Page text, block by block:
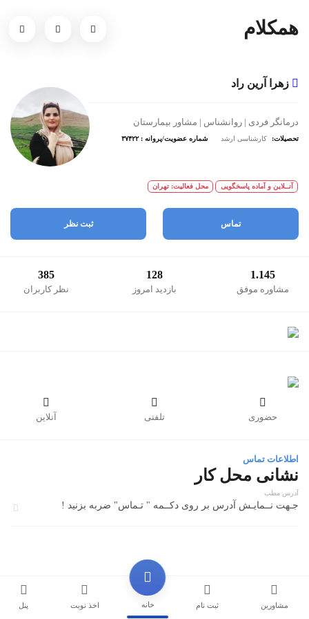
مشاورین ثبت نام خانه اخذ نوبت پنل
همکلام
زهرا آرین راد
درمانگر فردی | روانشناس | مشاور بیمارستان
تحصیلات: کارشناسی ارشد شماره عضویت/پروانه : ۳۷۴۲۲
آنــلاین و آماده پاسخگویی محل فعالیت: تهران
تماس ثبت نظر
1.145
مشاوره موفق
128
بازدید امروز
385
نظر کاربران

حضوری

تلفنی

آنلاین
اطلاعات تماس
نشانی محل کار
آدرس مطب
جـهت نــمایـش آدرس بر روی دکــمه " تـماس" ضربه بزنید !